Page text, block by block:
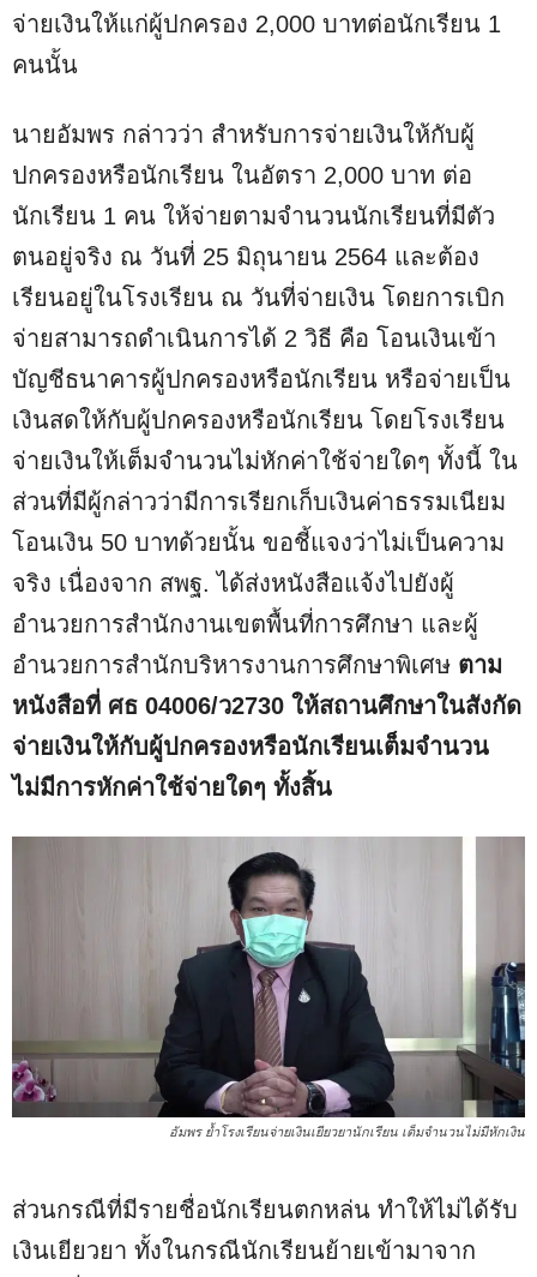
จ่ายเงินให้แก่ผู้ปกครอง 2,000 บาทต่อนักเรียน 1
คนนั้น
นายอัมพร กล่าวว่า สำหรับการจ่ายเงินให้กับผู้
ปกครองหรือนักเรียน ในอัตรา 2,000 บาท ต่อ
นักเรียน 1 คน ให้จ่ายตามจำนวนนักเรียนที่มีตัว
ตนอยู่จริง ณ วันที่ 25 มิถุนายน 2564 และต้อง
เรียนอยู่ในโรงเรียน ณ วันที่จ่ายเงิน โดยการเบิก
จ่ายสามารถดำเนินการได้ 2 วิธี คือ โอนเงินเข้า
บัญชีธนาคารผู้ปกครองหรือนักเรียน หรือจ่ายเป็น
เงินสดให้กับผู้ปกครองหรือนักเรียน โดยโรงเรียน
จ่ายเงินให้เต็มจำนวนไม่หักค่าใช้จ่ายใดๆ ทั้งนี้ ใน
ส่วนที่มีผู้กล่าวว่ามีการเรียกเก็บเงินค่าธรรมเนียม
โอนเงิน 50 บาทด้วยนั้น ขอชี้แจงว่าไม่เป็นความ
จริง เนื่องจาก สพฐ. ได้ส่งหนังสือแจ้งไปยังผู้
อำนวยการสำนักงานเขตพื้นที่การศึกษา และผู้
อำนวยการสำนักบริหารงานการศึกษาพิเศษ ตาม
หนังสือที่ ศธ 04006/ว2730 ให้สถานศึกษาในสังกัด
จ่ายเงินให้กับผู้ปกครองหรือนักเรียนเต็มจำนวน
ไม่มีการหักค่าใช้จ่ายใดๆ ทั้งสิ้น
อัมพร ย้ำโรงเรียนจ่ายเงินเยียวยานักเรียน เต็มจำนวนไม่มีหักเงิน
ส่วนกรณีที่มีรายชื่อนักเรียนตกหล่น ทำให้ไม่ได้รับ
เงินเยียวยา ทั้งในกรณีนักเรียนย้ายเข้ามาจาก